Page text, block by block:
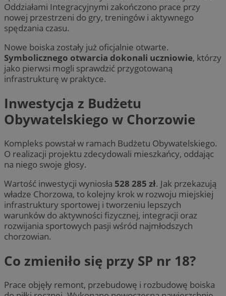
Oddziałami Integracyjnymi zakończono prace przy
nowej przestrzeni do gry, treningów i aktywnego
spędzania czasu.
Nowe boiska zostały już oficjalnie otwarte.
Symbolicznego otwarcia dokonali uczniowie, którzy
jako pierwsi mogli sprawdzić przygotowaną
infrastrukturę w praktyce.
Inwestycja z Budżetu
Obywatelskiego w Chorzowie
Kompleks powstał w ramach Budżetu Obywatelskiego.
O realizacji projektu zdecydowali mieszkańcy, oddając
na niego swoje głosy.
Wartość inwestycji wyniosła 528 285 zł. Jak przekazują
władze Chorzowa, to kolejny krok w rozwoju miejskiej
infrastruktury sportowej i tworzeniu lepszych
warunków do aktywności fizycznej, integracji oraz
rozwijania sportowych pasji wśród najmłodszych
chorzowian.
Co zmieniło się przy SP nr 18?
Prace objęły remont, przebudowę i rozbudowę boiska